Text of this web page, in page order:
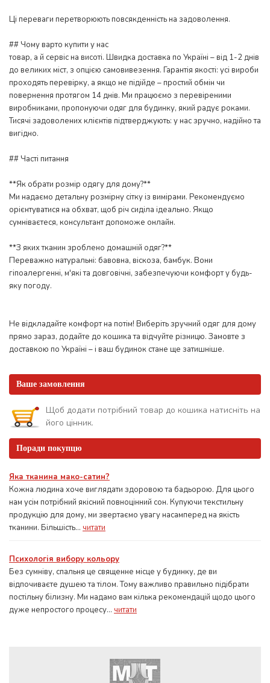
Ці переваги перетворюють повсякденність на задоволення.
## Чому варто купити у нас
товар, а й сервіс на висоті. Швидка доставка по Україні – від 1-2 днів
до великих міст, з опцією самовивезення. Гарантія якості: усі вироби
проходять перевірку, а якщо не підійде – простий обмін чи
повернення протягом 14 днів. Ми працюємо з перевіреними
виробниками, пропонуючи одяг для будинку, який радує роками.
Тисячі задоволених клієнтів підтверджують: у нас зручно, надійно та
вигідно.
## Часті питання
**Як обрати розмір одягу для дому?**
Ми надаємо детальну розмірну сітку із вимірами. Рекомендуємо
орієнтуватися на обхват, щоб річ сиділа ідеально. Якщо
сумніваєтеся, консультант допоможе онлайн.
**З яких тканин зроблено домашній одяг?**
Переважно натуральні: бавовна, віскоза, бамбук. Вони
гіпоалергенні, м'які та довговічні, забезпечуючи комфорт у будь-
яку погоду.
Не відкладайте комфорт на потім! Виберіть зручний одяг для дому
прямо зараз, додайте до кошика та відчуйте різницю. Замовте з
доставкою по Україні – і ваш будинок стане ще затишніше.
Ваше замовлення
Щоб додати потрібний товар до кошика натисніть на
його цінник.
Поради покупцю
Яка тканина мако-сатин?
Кожна людина хоче виглядати здоровою та бадьорою. Для цього
нам усім потрібний якісний повноцінний сон. Купуючи текстильну
продукцію для дому, ми звертаємо увагу насамперед на якість
тканини. Більшість... читати
Психологія вибору кольору
Без сумніву, спальня це священне місце у будинку, де ви
відпочиваєте душею та тілом. Тому важливо правильно підібрати
постільну білизну. Ми надамо вам кілька рекомендацій щодо цього
дуже непростого процесу... читати